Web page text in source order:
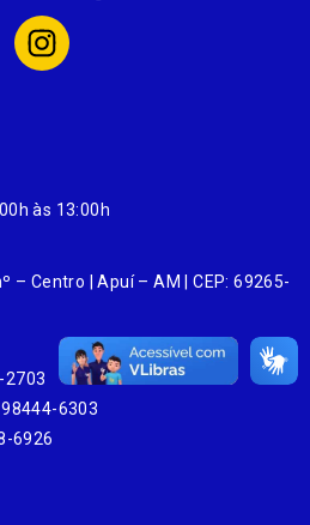
às 13:00h
– Centro | Apuí – AM | CEP: 69265-
2703
6303
6926